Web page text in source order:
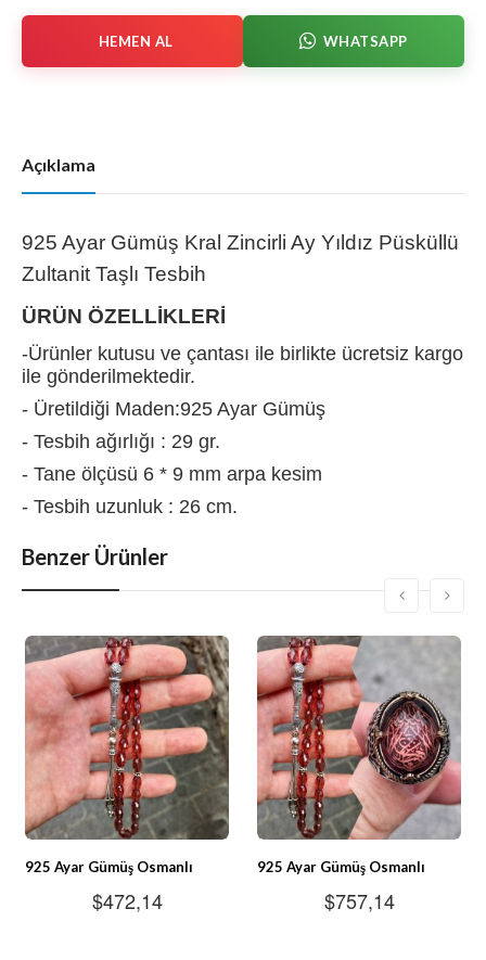
HEMEN AL WHATSAPP
Açıklama
925 Ayar Gümüş Kral Zincirli Ay Yıldız Püsküllü
Zultanit Taşlı Tesbih
ÜRÜN ÖZELLİKLERİ
-Ürünler kutusu ve çantası ile birlikte ücretsiz kargo
ile gönderilmektedir.
- Üretildiği Maden:925 Ayar Gümüş
- Tesbih ağırlığı : 29 gr.
- Tane ölçüsü 6 * 9 mm arpa kesim
- Tesbih uzunluk : 26 cm.
Benzer Ürünler
925 Ayar Gümüş Osmanlı
Tuğrası Püsküllü Zultanit
Taşlı Tesbih$472,14
925 Ayar Gümüş Osmanlı
Tuğrası Püsküllü Zultanit
Taşlı Tesbih ve Yüzük Kombin
$757,14